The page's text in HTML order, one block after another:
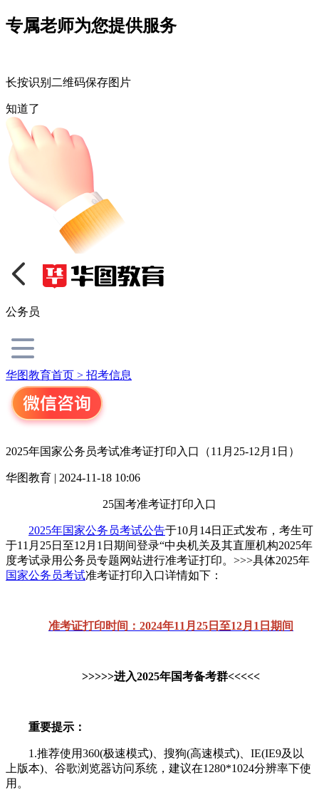
专属老师为您提供服务
长按识别二维码保存图片
知道了
公务员
华图教育首页 > 招考信息
2025年国家公务员考试准考证打印入口（11月25-12月1日）
华图教育 | 2024-11-18 10:06
25国考准考证打印入口
2025年国家公务员考试公告于10月14日正式发布，考生可
于11月25日至12月1日期间登录“中央机关及其直厘机构2025年
度考试录用公务员专题网站进行准考证打印。>>>具体2025年
国家公务员考试准考证打印入口详情如下：
准考证打印时间：2024年11月25日至12月1日期间
>>>>>进入2025年国考备考群<<<<<
重要提示：
1.推荐使用360(极速模式)、搜狗(高速模式)、IE(IE9及以
上版本)、谷歌浏览器访问系统，建议在1280*1024分辨率下使
用。